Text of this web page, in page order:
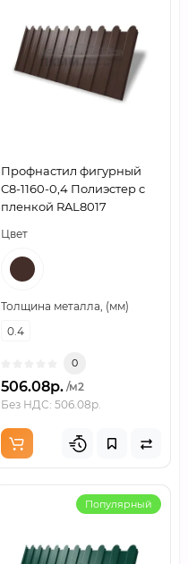
Профнастил фигурный
C8-1160-0,4 Полиэстер c
пленкой RAL8017
Цвет
Толщина металла, (мм)
0.4
0
506.08р. /м2
Без НДС: 506.08р.
Популярный